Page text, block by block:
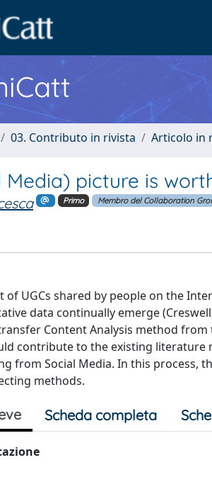
03. Contributo in rivista Articolo in
Media) picture is
Primo Membro del Collaboration
of UGCs shared by people on the
data continually emerge
Content Analysis method
contribute to the existing literature
from Social Media. In this process,
methods.
Scheda completa